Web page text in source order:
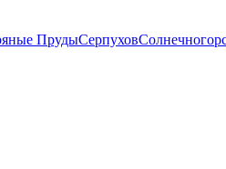
ПрудыСерпухов